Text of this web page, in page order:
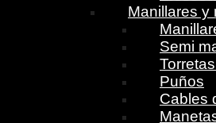
Manillares y
Semi
Puños
Cables